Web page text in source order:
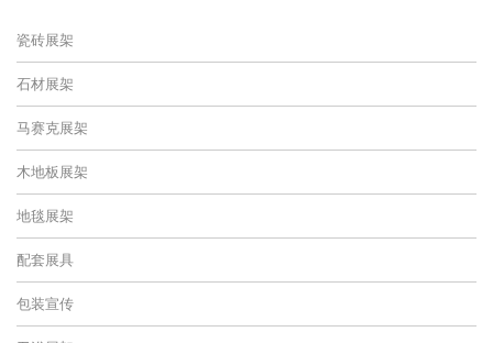
瓷砖展架
石材展架
马赛克展架
木地板展架
地毯展架
配套展具
包装宣传